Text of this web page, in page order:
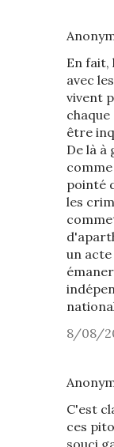
En fait,
avec
vivent
être
De là
pointé
les
un
8/08/
C'est
ces
souci